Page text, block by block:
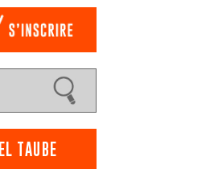
TAUBE